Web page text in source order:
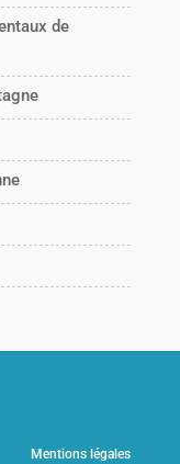
de
Mentions légales